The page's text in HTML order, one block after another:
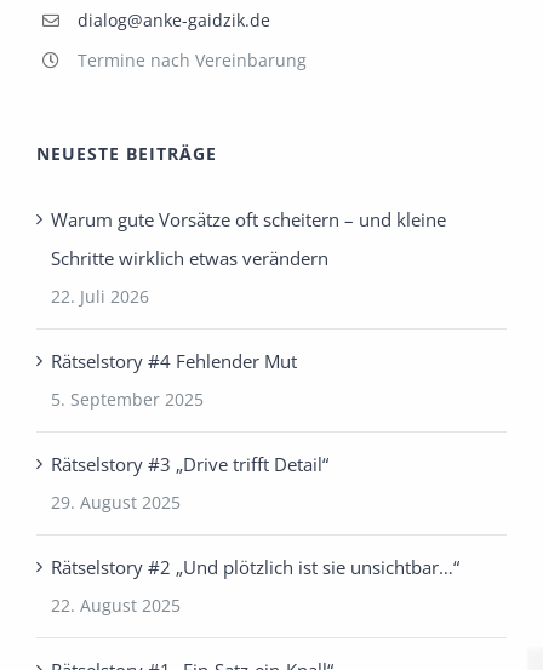
dialog@anke-gaidzik.de
Termine nach Vereinbarung
NEUESTE BEITRÄGE
Warum gute Vorsätze oft scheitern – und kleine
Schritte wirklich etwas verändern
22. Juli 2026
Rätselstory #4 Fehlender Mut
5. September 2025
Rätselstory #3 „Drive trifft Detail“
29. August 2025
Rätselstory #2 „Und plötzlich ist sie unsichtbar…“
22. August 2025